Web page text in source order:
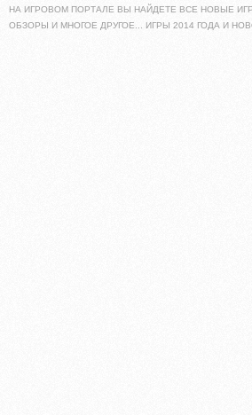
НА ИГРОВОМ ПОРТАЛЕ ВЫ НАЙДЕТЕ ВСЕ НОВЫЕ
ОБЗОРЫ И МНОГОЕ ДРУГОЕ... ИГРЫ 2014 ГОДА И